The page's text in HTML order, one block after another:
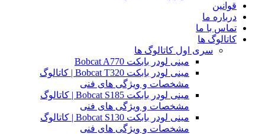
قوانین
درباره ما
تماس با ما
کاتالوگ ها
سری اول کاتالوگ ها
مینی لودر بابکت Bobcat A770
مینی لودر بابکت Bobcat T320 | کاتالوگ
مشخصات و ویژگی های فنی
مینی لودر بابکت Bobcat S185 | کاتالوگ
مشخصات و ویژگی های فنی
مینی لودر بابکت Bobcat S130 | کاتالوگ
مشخصات و ویژگی های فنی